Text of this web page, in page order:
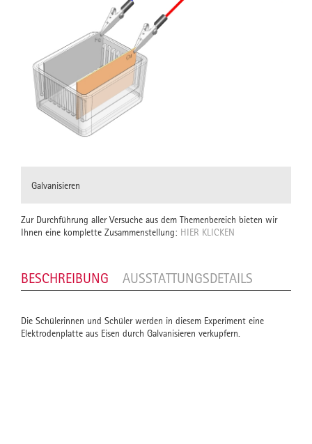
Galvanisieren
Zur Durchführung aller Versuche aus dem Themenbereich bieten wir
Ihnen eine komplette Zusammenstellung: HIER KLICKEN
BESCHREIBUNG AUSSTATTUNGSDETAILS
Die Schülerinnen und Schüler werden in diesem Experiment eine
Elektrodenplatte aus Eisen durch Galvanisieren verkupfern.